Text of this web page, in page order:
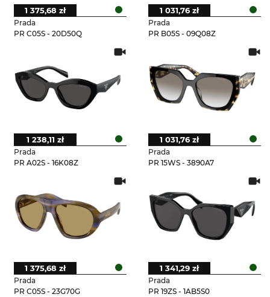
Prada
PR C05S - 20D50Q
1 375,68 zł
Prada
PR B05S - 09Q08Z
1 031,76 zł
Prada
PR A02S - 16K08Z
1 238,11 zł
Prada
PR 15WS - 3890A7
1 031,76 zł
Prada
PR C05S - 23G70G
1 375,68 zł
Prada
PR 19ZS - 1AB5S0
1 341,29 zł